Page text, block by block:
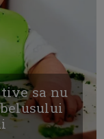
sa nu